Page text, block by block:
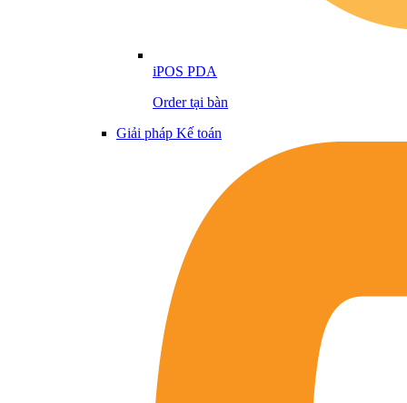
iPOS PDA
Order tại bàn
Giải pháp Kế toán